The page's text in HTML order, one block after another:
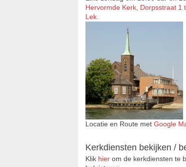
Hervormde Kerk, Dorpsstraat 1
Lek.
Locatie en Route metGoogle
Kerkdiensten bekijken /
Klik hier om de kerkdiensten te